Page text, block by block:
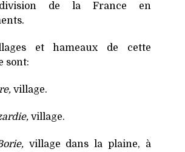
de la France en
et hameaux de cette
sont:
village.
village.
village dans la plaine, à